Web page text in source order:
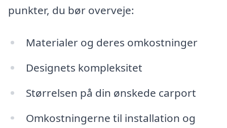
punkter, du bør overveje:
Materialer og deres omkostninger
Designets kompleksitet
Størrelsen på din ønskede carport
Omkostningerne til installation og